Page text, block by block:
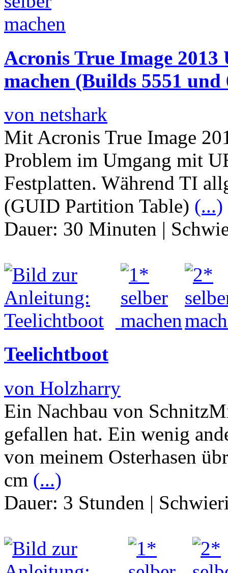
Acronis True Image
machen (Builds 5551 und
von netshark
Mit Acronis True Image
Problem im Umgang mit
Festplatten. Während TI
(GUID Partition Table) (...)
Dauer: 30 Minuten |
Teelichtboot
von Holzharry
Ein Nachbau von
gefallen hat. Ein wenig
von meinem Osterhasen
cm (...)
Dauer: 3 Stunden |